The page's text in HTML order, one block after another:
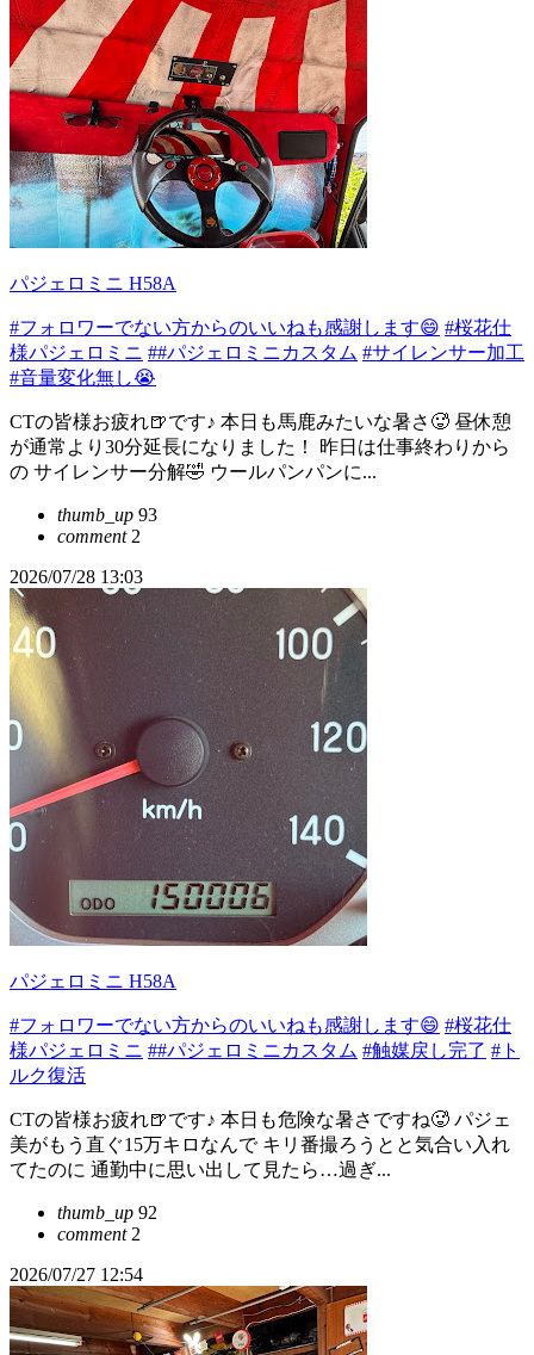
パジェロミニ H58A
#フォロワーでない方からのいいねも感謝します😄 #桜花仕
様パジェロミニ ##パジェロミニカスタム #サイレンサー加工
#音量変化無し😭
CTの皆様お疲れ🍺です♪ 本日も馬鹿みたいな暑さ🥵 昼休憩
が通常より30分延長になりました！ 昨日は仕事終わりから
の サイレンサー分解🤣 ウールパンパンに...
thumb_up 93
comment2
2026/07/28 13:03
パジェロミニ H58A
#フォロワーでない方からのいいねも感謝します😄 #桜花仕
様パジェロミニ ##パジェロミニカスタム #触媒戻し完了 #ト
ルク復活
CTの皆様お疲れ🍺です♪ 本日も危険な暑さですね🥵 パジェ
美がもう直ぐ15万キロなんで キリ番撮ろうとと気合い入れ
てたのに 通勤中に思い出して見たら…過ぎ...
thumb_up 92
comment2
2026/07/27 12:54